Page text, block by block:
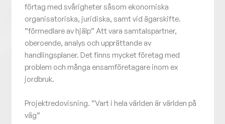
förtag med svårigheter såsom ekonomiska
organisatoriska, juridiska, samt vid ägarskifte.
”förmedlare av hjälp” Att vara samtalspartner,
oberoende, analys och upprättande av
handlingsplaner. Det finns mycket företag med
problem och många ensamföretagare inom ex
jordbruk.
Projektredovisning. ”Vart i hela världen är världen på
väg”